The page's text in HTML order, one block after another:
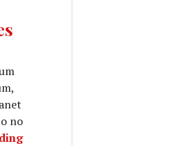
no
HOOFMARK: Vídeo-clip para